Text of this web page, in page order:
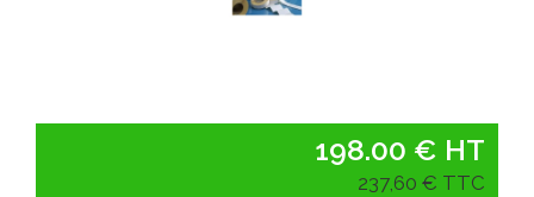
198.00 € HT
237,60 € TTC